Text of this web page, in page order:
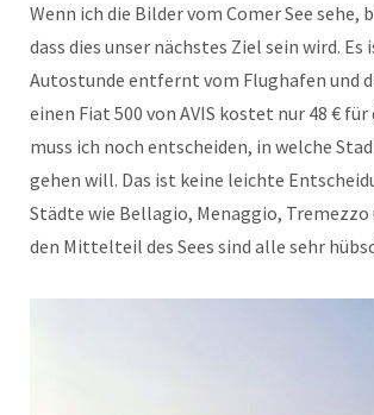
Wenn ich die Bilder vom Comer See sehe,
dass dies unser nächstes Ziel sein wird. Es
Autostunde entfernt vom Flughafen und
einen Fiat 500 von AVIS kostet nur 48 €
muss ich noch entscheiden, in welche
gehen will. Das ist keine leichte
Städte wie Bellagio, Menaggio, Tremezzo
den Mittelteil des Sees sind alle sehr